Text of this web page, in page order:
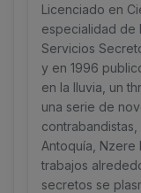
Licenciado en
especialidad de
Servicios
y en 1996
en la lluvia, un
una serie de
Antoquía, Nzere
trabajos
secretos se